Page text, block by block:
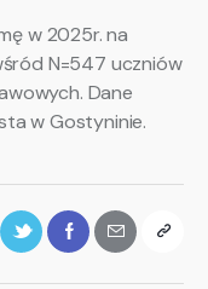
w 2025r. na
N=547 uczniów
Dane
w Gostyninie.